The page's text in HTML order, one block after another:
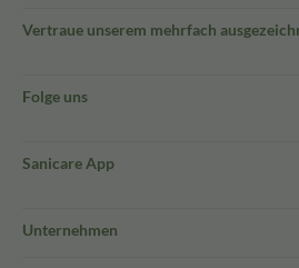
Vertraue unserem mehrfach
Folge uns
Sanicare App
Unternehmen